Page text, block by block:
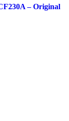
– Original